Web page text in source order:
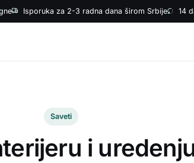
Isporuka za 2-3 radna dana širom Srbije 14
Saveti
i